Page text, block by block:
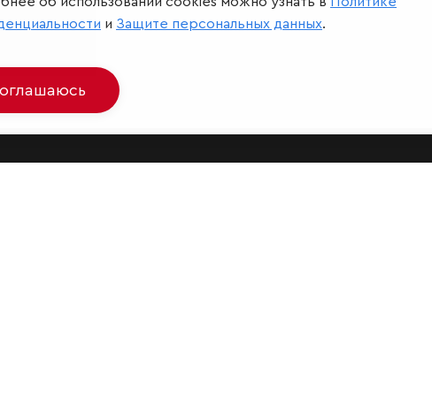
и Защите персональных данных.